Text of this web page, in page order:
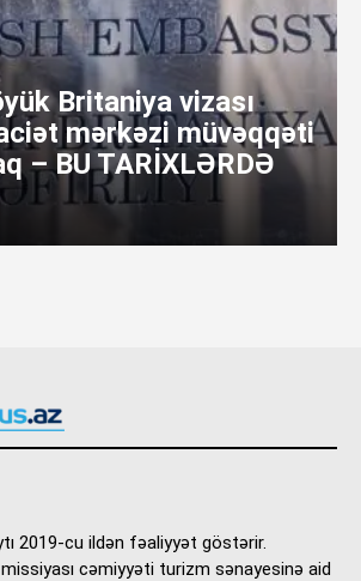
Britaniya vizası
mərkəzi müvəqqəti
– BU TARİXLƏRDƏ
2019-cu ildən fəaliyyət göstərir.
cəmiyyəti turizm sənayesinə aid